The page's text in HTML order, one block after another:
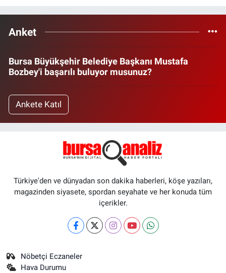
Anket
Bursa Büyükşehir Belediye Başkanı Mustafa
Bozbey'i başarılı buluyor musunuz?
Ankete Katıl
Türkiye'den ve dünyadan son dakika haberleri, köşe yazıları,
magazinden siyasete, spordan seyahate ve her konuda tüm
içerikler.
Nöbetçi Eczaneler
Hava Durumu